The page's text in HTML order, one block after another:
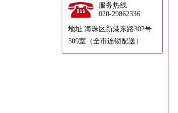
服务热线
020-29862336
地址:海珠区新港东路302号
309室（全市连锁配送）